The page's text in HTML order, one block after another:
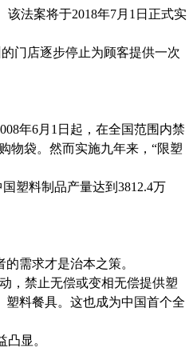
法案将于2018年7月1日正式实
门店逐步停止为顾客提供一次
年6月1日起，在全国范围内禁
物袋。然而实施九年来，“限塑
塑料制品产量达到3812.4万
需求才是治本之策。
，禁止无偿或变相无偿提供塑
塑料餐具。这也成为中国首个全
显。